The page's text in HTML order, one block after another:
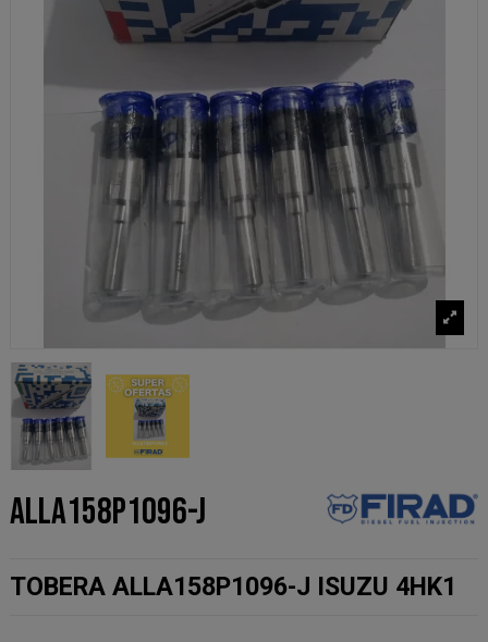
ALLA158P1096-J
TOBERA ALLA158P1096-J ISUZU 4HK1